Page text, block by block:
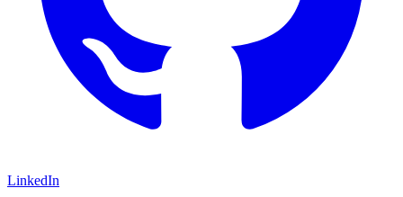
LinkedIn